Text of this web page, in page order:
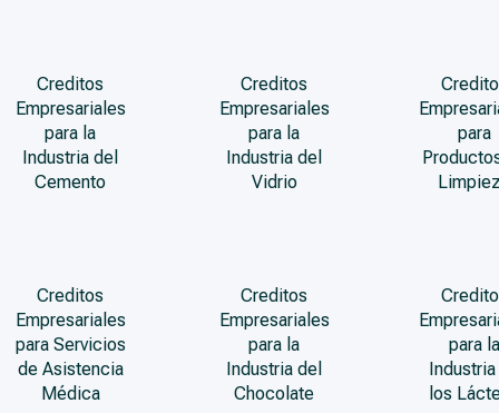
Creditos
Empresariales
para la
Industria del
Cemento
Creditos
Empresariales
para la
Industria del
Vidrio
para
Creditos
Empresariales
para Servicios
de Asistencia
Médica
Creditos
Empresariales
para la
Industria del
Chocolate
para la
los